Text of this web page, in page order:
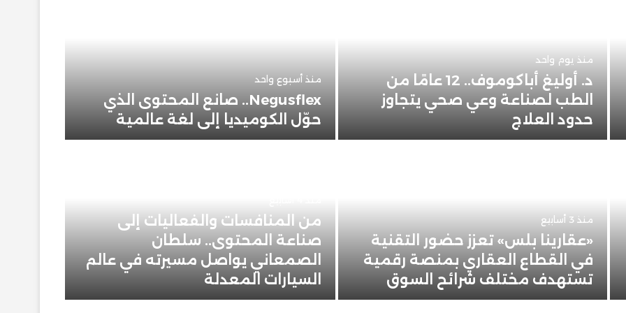
منذ يوم واحد
د. أوليغ أباكوموف.. 12 عامًا من
الطب لصناعة وعي صحي يتجاوز
حدود العلاج
منذ أسبوع واحد
Negusflex.. صانع المحتوى الذي
حوّل الكوميديا إلى لغة عالمية
منذ 3 أسابيع
«عقارينا بلس» تعزز حضور التقنية
في القطاع العقاري بمنصة رقمية
تستهدف مختلف شرائح السوق
من المنافسات والفعاليات إلى
صناعة المحتوى.. سلطان
الصمعاني يواصل مسيرته في عالم
السيارات المعدلة